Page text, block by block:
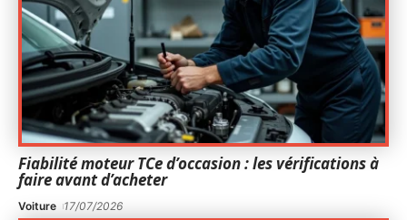
Fiabilité moteur TCe d’occasion : les vérifications à
faire avant d’acheter
Voiture 17/07/2026